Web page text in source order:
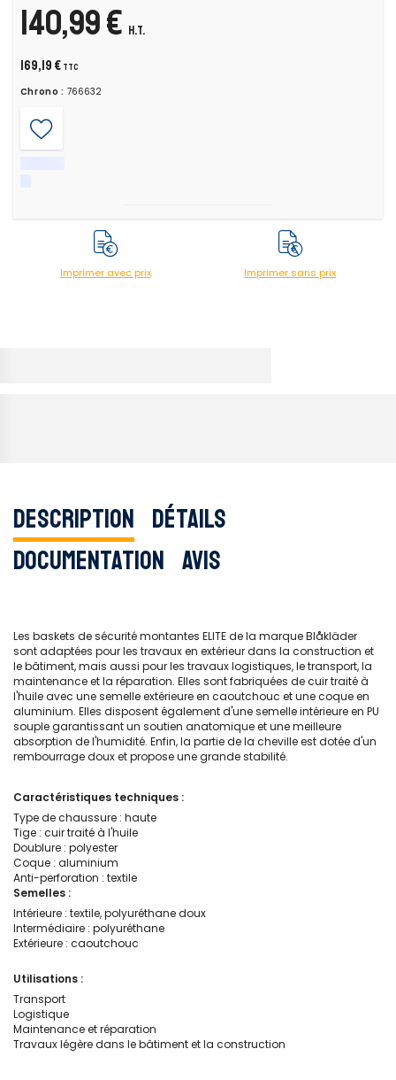
140,99 € H.T.
169,19 € TTC
Chrono : 766632
Imprimer avec prix Imprimer sans prix
Description Détails
Documentation Avis
Les baskets de sécurité montantes ELITE de la marque Blåkläder
sont adaptées pour les travaux en extérieur dans la construction et
le bâtiment, mais aussi pour les travaux logistiques, le transport, la
maintenance et la réparation. Elles sont fabriquées de cuir traité à
l'huile avec une semelle extérieure en caoutchouc et une coque en
aluminium. Elles disposent également d'une semelle intérieure en PU
souple garantissant un soutien anatomique et une meilleure
absorption de l'humidité. Enfin, la partie de la cheville est dotée d'un
rembourrage doux et propose une grande stabilité.
Caractéristiques techniques :
Type de chaussure : haute
Tige : cuir traité à l'huile
Doublure : polyester
Coque : aluminium
Anti-perforation : textile
Semelles :
Intérieure : textile, polyuréthane doux
Intermédiaire : polyuréthane
Extérieure : caoutchouc
Utilisations :
Transport
Logistique
Maintenance et réparation
Travaux légère dans le bâtiment et la construction